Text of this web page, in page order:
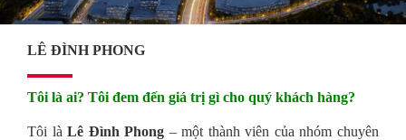
LÊ ĐÌNH PHONG
Tôi là ai? Tôi đem đến giá trị gì cho quý khách hàng?
Tôi làLê Đình Phong – một thành viên của nhóm chuyên